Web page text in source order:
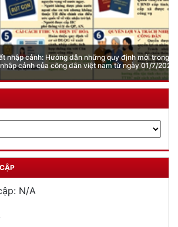
cảnh: Hướng dẫn những quy định mới trong lĩnh
cảnh của công dân việt nam từ ngày 01/7/2026
N/A